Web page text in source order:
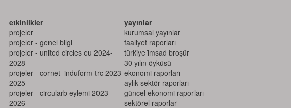
etkinlikler
projeler
projeler - genel bilgi
projeler - united circles eu 2024-
2028
projeler - cornet–induform-trc 2023-
2025
projeler - circularb eylemi 2023-
2026
yayınlar
kurumsal yayınlar
faaliyet raporları
türki̇ye i̇msad broşür
30 yılın öyküsü
ekonomi raporları
aylık sektör raporları
güncel ekonomi raporları
sektörel raporlar